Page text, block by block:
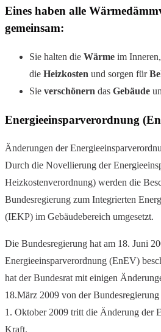
Eines haben alle
gemeinsam:
Sie halten die Wärme im
die Heizkosten und sorgen für
Sie verschönern das Gebäude
Energieeinsparverordnung
Änderungen der
Durch die Novellierung der
Heizkostenverordnung) werden die
Bundesregierung zum Integrierten
(IEKP) im Gebäudebereich umgesetzt.
Die Bundesregierung hat am 18. Juni
Energieeinsparverordnung (EnEV)
hat der Bundesrat mit einigen
18.März 2009 von der
1. Oktober 2009 tritt die Änderung der
Kraft.